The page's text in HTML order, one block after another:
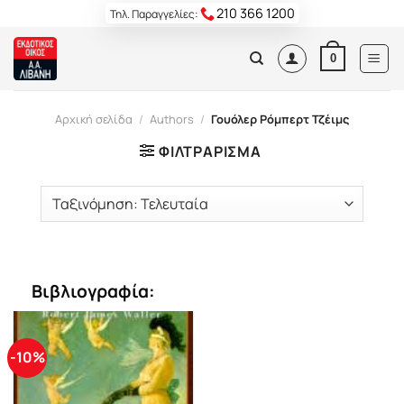
content
Τηλ. Παραγγελίες: 210 366 1200
0
Αρχική σελίδα / Authors / Γουόλερ Ρόμπερτ Τζέιμς
ΦΙΛΤΡΆΡΙΣΜΑ
Βιβλιογραφία:
-10%